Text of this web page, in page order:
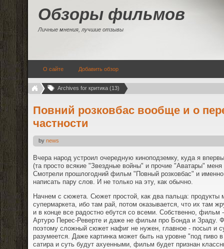
Обзоры фильмов
Личные мнения, лучшие отзывы
О сайте Добавить обзор
Archives for критика (13)
Повний розковбас вообще и о
частности
by news
Вчера народ устроил очередную киноподземку, куда я
(та просто всякие "Звездные войны" и прочие "Аватары" меня
Смотрели прошлогодний фильм "Повный розковбас" и
написать пару слов. И не только на эту, как обычно.
Начнем с сюжета. Сюжет простой, как два пальца: продукты
супермаркета, ибо там рай, потом оказывается, что их там
и в конце все радостно ебутся со всеми. Собственно, фильм
Артуро Перес-Реверте и даже не фильм про Бонда и Зраду.
поэтому сложный сюжет нафиг не нужен, главное - посыл и
разумеется. Даже картинка может быть на уровне "под пиво
сатира и суть будут ахуенными, фильм будет признан